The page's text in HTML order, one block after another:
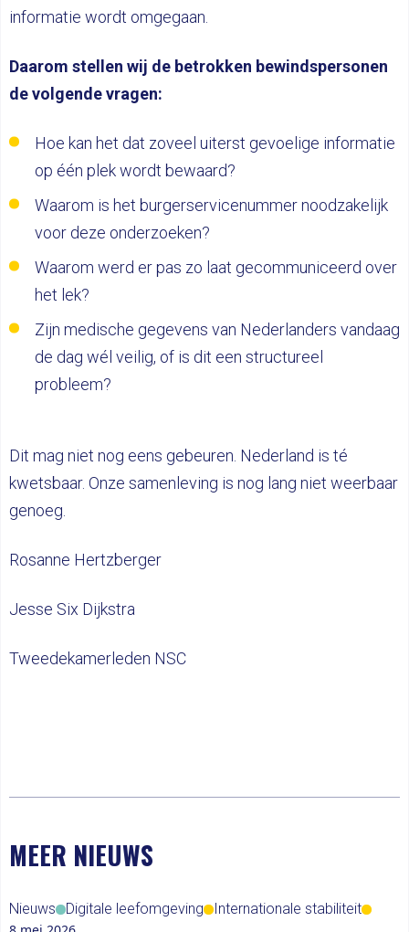
informatie wordt omgegaan.
Daarom stellen wij de betrokken bewindspersonen
de volgende vragen:
Hoe kan het dat zoveel uiterst gevoelige informatie
op één plek wordt bewaard?
Waarom is het burgerservicenummer noodzakelijk
voor deze onderzoeken?
Waarom werd er pas zo laat gecommuniceerd over
het lek?
Zijn medische gegevens van Nederlanders vandaag
de dag wél veilig, of is dit een structureel
probleem?
Dit mag niet nog eens gebeuren. Nederland is té
kwetsbaar. Onze samenleving is nog lang niet weerbaar
genoeg.
Rosanne Hertzberger
Jesse Six Dijkstra
Tweedekamerleden NSC
MEER NIEUWS
Nieuws Digitale leefomgeving
Internationale stabiliteit